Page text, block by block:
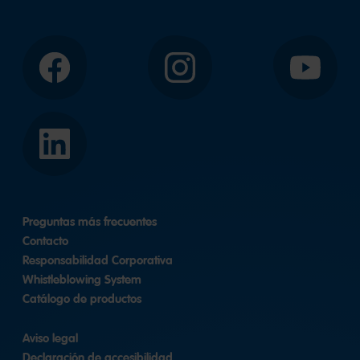
Facebook Instagram YouTube
LinkedIn
Preguntas más frecuentes
Contacto
Responsabilidad Corporativa
Whistleblowing System
Catálogo de productos
Aviso legal